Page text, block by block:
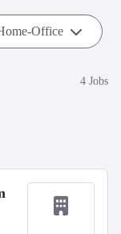
Office
4 Jobs